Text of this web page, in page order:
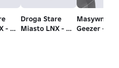
- Lil
Droga Stare
Miasto LNX - Lil
Masywny
Geezer -